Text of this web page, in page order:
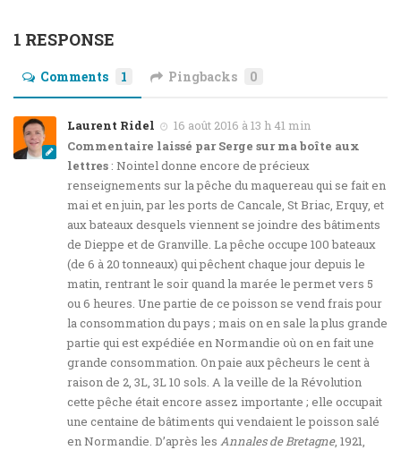
1 RESPONSE
Comments 1 Pingbacks 0
Laurent Ridel
16 août 2016 à 13 h 41 min
Commentaire laissé par Serge sur ma boîte aux
lettres: Nointel donne encore de précieux
renseignements sur la pêche du maquereau qui se fait en
mai et en juin, par les ports de Cancale, St Briac, Erquy, et
aux bateaux desquels viennent se joindre des bâtiments
de Dieppe et de Granville. La pêche occupe 100 bateaux
(de 6 à 20 tonneaux) qui pêchent chaque jour depuis le
matin, rentrant le soir quand la marée le permet vers 5
ou 6 heures. Une partie de ce poisson se vend frais pour
la consommation du pays ; mais on en sale la plus grande
partie qui est expédiée en Normandie où on en fait une
grande consommation. On paie aux pêcheurs le cent à
raison de 2, 3L, 3L 10 sols. A la veille de la Révolution
cette pêche était encore assez importante ; elle occupait
une centaine de bâtiments qui vendaient le poisson salé
en Normandie. D’après les Annales de Bretagne, 1921,